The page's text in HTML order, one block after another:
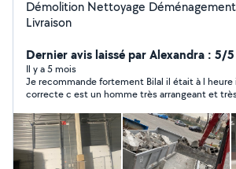
Démolition Nettoyage Déménagement Démontage
Livraison
Dernier avis laissé par Alexandra : 5/5
Il y a 5 mois
Je recommande fortement Bilal il était à l
correcte c est un homme très arrangeant et